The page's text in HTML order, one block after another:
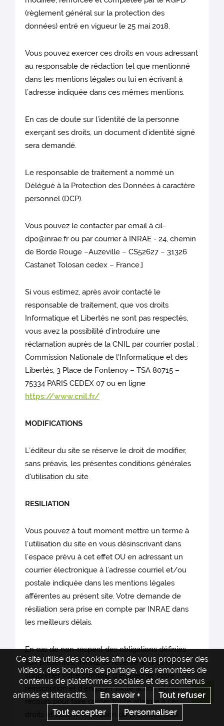
(règlement général sur la protection des
données) entré en vigueur le 25 mai 2018.
Vous pouvez exercer ces droits en vous adressant
au responsable de rédaction tel que mentionné
dans les mentions légales ou lui en écrivant à
l’adresse indiquée dans ces mêmes mentions.
En cas de doute sur l’identité de la personne
exerçant ses droits, un document d’identité signé
sera demandé.
Le responsable de traitement a nommé un
Délégué à la Protection des Données à caractère
personnel (DCP).
Vous pouvez le contacter par email à cil-
dpo@inrae.fr ou par courrier à INRAE - 24, chemin
de Borde Rouge –Auzeville – CS52627 – 31326
Castanet Tolosan cedex – France.]
Si vous estimez, après avoir contacté le
responsable de traitement, que vos droits
Informatique et Libertés ne sont pas respectés,
vous avez la possibilité d’introduire une
réclamation auprès de la CNIL par courrier postal :
Commission Nationale de l'Informatique et des
Libertés, 3 Place de Fontenoy – TSA 80715 –
75334 PARIS CEDEX 07 ou en ligne
https://www.cnil.fr/
MODIFICATIONS
L’éditeur du sitese réserve le droit de modifier,
sans préavis, les présentes conditions générales
d'utilisation du site.
RESILIATION
Vous pouvez à tout moment mettre un terme à
l’utilisation du site en vous désinscrivant dans
l’espace prévu à cet effet OU en adressant un
courrier électronique à l’adresse courriel et/ou
postale indiquée dans les mentions légales
afférentes au présent site. Votre demande de
résiliation sera prise en compte par INRAE dans
les meilleurs délais.
En cas de non-respect des obligations définies
aux présentes, INRAE se réserve le droit de
supprimer votre compte, d’empêcher votre
réinscription et d’engager toute action et/ou
recours pour faire cesser toute atteinte à ces
droits et obtenir réparation du préjudice subi.
Ce site utilise des cookies afin de vous proposer des
vidéos, des boutons de partage, des remontées de
contenus de plateformes sociales et des contenus
animés et interactifs.
En savoir +
Tout refuser
Tout accepter
Personnaliser